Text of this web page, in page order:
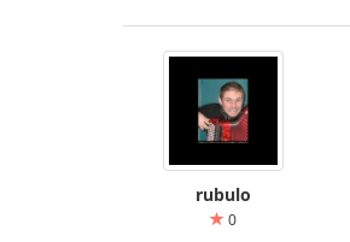
rubulo
0